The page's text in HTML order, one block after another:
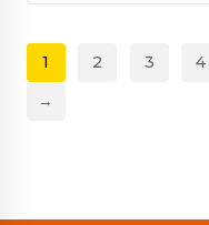
of
1 2 3 4
→